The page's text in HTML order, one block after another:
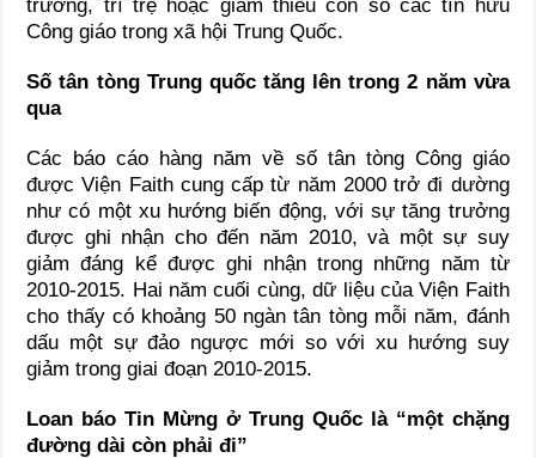
trưởng, trì trệ hoặc giảm thiểu con số các tín hữu
Công giáo trong xã hội Trung Quốc.
Số tân tòng Trung quốc tăng lên trong 2 năm vừa
qua
Các báo cáo hàng năm về số tân tòng Công giáo
được Viện Faith cung cấp từ năm 2000 trở đi dường
như có một xu hướng biến động, với sự tăng trưởng
được ghi nhận cho đến năm 2010, và một sự suy
giảm đáng kể được ghi nhận trong những năm từ
2010-2015. Hai năm cuối cùng, dữ liệu của Viện Faith
cho thấy có khoảng 50 ngàn tân tòng mỗi năm, đánh
dấu một sự đảo ngược mới so với xu hướng suy
giảm trong giai đoạn 2010-2015.
Loan báo Tin Mừng ở Trung Quốc là “một chặng
đường dài còn phải đi”